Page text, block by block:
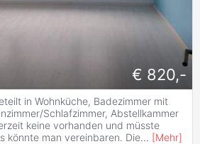
€ 820,-
in Wohnküche, Badezimmer mit
Schlafzimmer, Abstellkammer
keine vorhanden und müsste
könnte man vereinbaren. Die... [Mehr]